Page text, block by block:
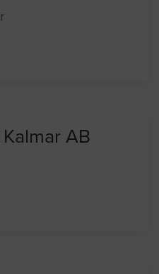
AB